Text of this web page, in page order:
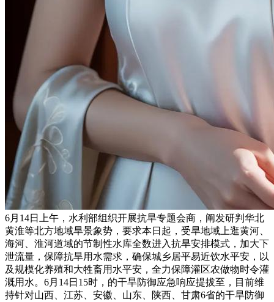
6月14日上午，水利部组织开展抗旱专题会商，阐发研判华北
黄淮等北方地域旱景象势，要求本日起，受旱地域上逛黄河、
海河、淮河道域的节制性水库全数进入抗旱安排模式，加大下
泄流量，保障抗旱用水需求，确保城乡居平易近饮水平安，以
及规模化养殖和大牲畜用水平安，全力保障灌区农做物时令灌
溉用水。6月14日15时，的干旱防御应急响应提拔至，目前维
持针对山西、江苏、安徽、山东、陕西、甘肃6省的干旱防御